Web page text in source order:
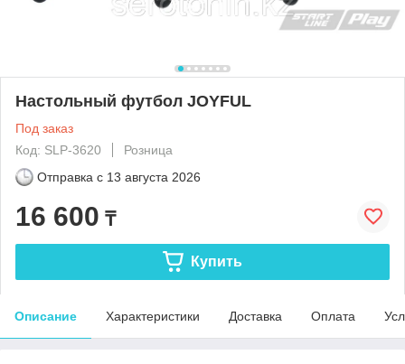
Настольный футбол JOYFUL
Под заказ
Код: SLP-3620
Розница
Отправка с 13 августа 2026
16 600 ₸
Купить
Описание Характеристики Доставка Оплата